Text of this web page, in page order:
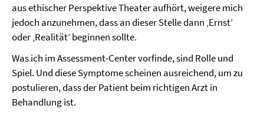
aus ethischer Perspektive Theater aufhört, weigere mich
jedoch anzunehmen, dass an dieser Stelle dann ‚Ernst’
oder ‚Realität’ beginnen sollte.
Was ich im Assessment-Center vorfinde, sind Rolle und
Spiel. Und diese Symptome scheinen ausreichend, um zu
postulieren, dass der Patient beim richtigen Arzt in
Behandlung ist.